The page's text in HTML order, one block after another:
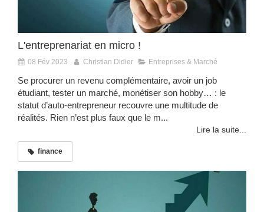
L'entreprenariat en micro !
08 Fév 2023 Christian Didier Entreprises & Marché
Se procurer un revenu complémentaire, avoir un job
étudiant, tester un marché, monétiser son hobby… : le
statut d’auto-entrepreneur recouvre une multitude de
réalités. Rien n’est plus faux que le m...
Lire la suite...
finance